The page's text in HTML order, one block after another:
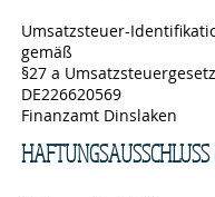
Umsatzsteuer-
gemäß
§27 a
DE226620569
Finanzamt Dinslaken